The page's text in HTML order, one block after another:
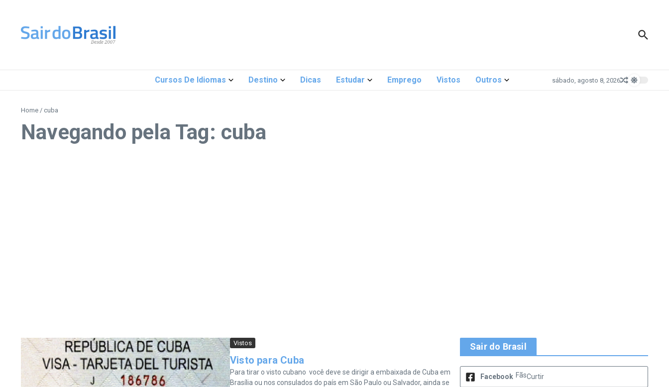
Cursos De Idiomas Destino Dicas Estudar Emprego Vistos Outros sábado, agosto 8, 2026
Home / cuba
Navegando pela Tag: cuba
Vistos
Visto para Cuba
Para tirar o visto cubano você deve se dirigir a embaixada de Cuba em
Brasília ou nos consulados do país em São Paulo ou Salvador, ainda se
Sair do Brasil
Facebook FãsCurtir